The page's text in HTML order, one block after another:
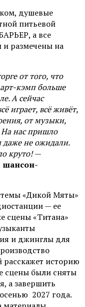
душевые
питьевой
а все
и размечены на
от того, что
кэмп больше
А сейчас
играет, всё живёт,
от музыки,
нас пришло
не ожидали.
круто!—
шансон-
«Дикой Мяты»
— ее
сцены «Титана»
и джинглы для
историю
сцены были сняты
а завершить
2027 года.